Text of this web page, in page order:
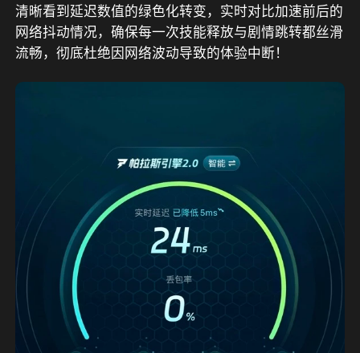
清晰看到延迟数值的绿色化转变，实时对比加速前后的
网络抖动情况，确保每一次技能释放与剧情跳转都丝滑
流畅，彻底杜绝因网络波动导致的体验中断！